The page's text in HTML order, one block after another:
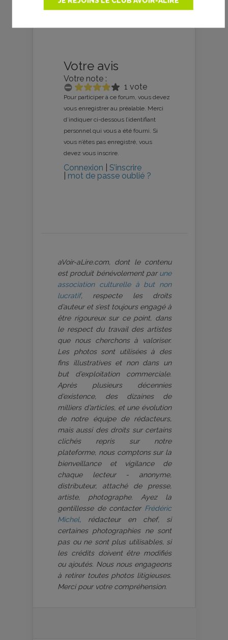
Votre avis
Votre note :
1 vote
Pour participer à ce forum, vous devez
vous enregistrer au préalable. Merci
d’indiquer ci-dessous l’identifiant
personnel qui vous a été fourni. Si
vous n’êtes pas enregistré, vous
devez vous inscrire.
Connexion
S’inscrire
mot de passe oublié ?
aVoir-aLire.com, dont le contenu
est produit bénévolement par une
association culturelle à but non
lucratif, respecte les droits
d’auteur et s’est toujours engagé à
être rigoureux sur ce point, dans
le respect du travail des artistes
que nous cherchons à valoriser.
Les photos sont utilisées à des
fins illustratives et non dans un
but d’exploitation commerciale.
Après plusieurs décennies
d’existence, des dizaines de
milliers d’articles, et une évolution
de notre équipe de rédacteurs,
mais aussi des droits sur certains
clichés repris sur notre
plateforme, nous comptons sur la
bienveillance et vigilance de
chaque lecteur - anonyme,
distributeur, attaché de presse,
artiste, photographe. Ayez la
gentillesse de contacter Frédéric
Michel, rédacteur en chef, si
certaines photographies ne sont
pas ou ne sont plus utilisables, si
les crédits doivent être modifiés
ou ajoutés. Nous nous engageons
à retirer toutes photos litigieuses.
Merci pour votre compréhension.